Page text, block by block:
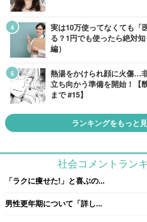
実は10万使ってなくても「
る？1円でも使ったら絶対
編）
熱湯をかけられ顔に火傷…
立ち向かう準備を開始！【
まで #15】
ランキングをもっと